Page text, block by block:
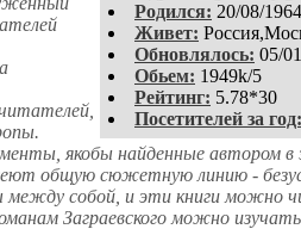
Родился: 20/08/1964
Живет:
Обновлялось: 05/
Обьем: 1949k/5
Рейтинг: 5.78*30
Посетителей за год:
якобы найденные автором
общую сюжетную линию -
собой, и эти книги можно
Заграевского можно